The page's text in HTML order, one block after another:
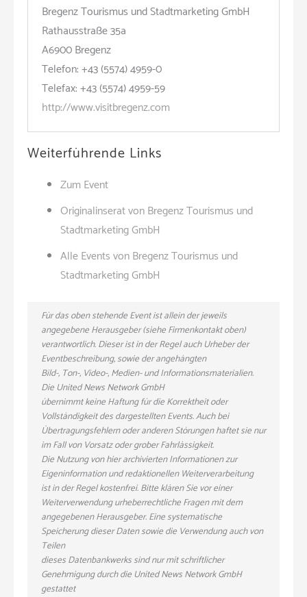
Bregenz Tourismus und Stadtmarketing GmbH
Rathausstraße 35a
A6900 Bregenz
Telefon: +43 (5574) 4959-0
Telefax: +43 (5574) 4959-59
http://www.visitbregenz.com
Weiterführende Links
Zum Event
Originalinserat von Bregenz Tourismus und
Stadtmarketing GmbH
Alle Events von Bregenz Tourismus und
Stadtmarketing GmbH
Für das oben stehende Event ist allein der jeweils
angegebene Herausgeber (siehe Firmenkontakt oben)
verantwortlich. Dieser ist in der Regel auch Urheber der
Eventbeschreibung, sowie der angehängten
Bild-, Ton-, Video-, Medien- und Informationsmaterialien.
Die United News Network GmbH
übernimmt keine Haftung für die Korrektheit oder
Vollständigkeit des dargestellten Events. Auch bei
Übertragungsfehlern oder anderen Störungen haftet sie nur
im Fall von Vorsatz oder grober Fahrlässigkeit.
Die Nutzung von hier archivierten Informationen zur
Eigeninformation und redaktionellen Weiterverarbeitung
ist in der Regel kostenfrei. Bitte klären Sie vor einer
Weiterverwendung urheberrechtliche Fragen mit dem
angegebenen Herausgeber. Eine systematische
Speicherung dieser Daten sowie die Verwendung auch von
Teilen
dieses Datenbankwerks sind nur mit schriftlicher
Genehmigung durch die United News Network GmbH
gestattet